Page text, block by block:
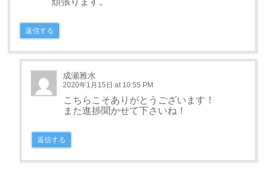
返信する
成瀬雅水
2020年1月15日 at 10:55 PM
こちらこそありがとうございます！
また進捗聞かせて下さいね！
返信する